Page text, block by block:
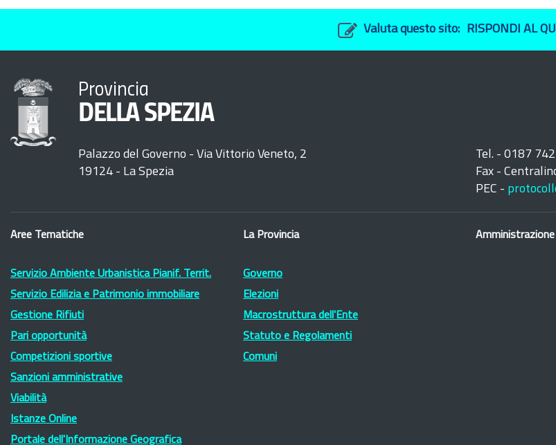
Valuta questo sito: RISPONDI AL
Provincia
DELLA SPEZIA
Palazzo del Governo - Via Vittorio Veneto, 2
19124 - La Spezia
Tel. - 0187
Fax -
PEC -
Aree Tematiche
Servizio Ambiente Urbanistica Pianif. Territ.
Servizio Edilizia e Patrimonio immobiliare
Gestione Rifiuti
Pari opportunità
Competizioni sportive
Sanzioni amministrative
Viabilità
Istanze Online
Portale dell'Informazione Geografica
La Provincia
Governo
Elezioni
Macrostruttura dell'Ente
Statuto e Regolamenti
Comuni